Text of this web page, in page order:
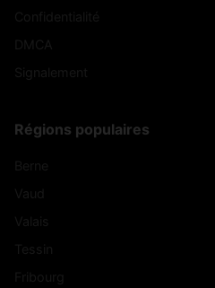
Régions populaires